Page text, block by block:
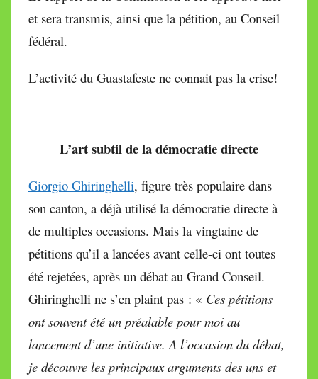
et sera transmis, ainsi que la pétition, au Conseil
fédéral.
L’activité du Guastafeste ne connait pas la crise!
L’art subtil de la démocratie directe
Giorgio Ghiringhelli, figure très populaire dans
son canton, a déjà utilisé la démocratie directe à
de multiples occasions. Mais la vingtaine de
pétitions qu’il a lancées avant celle-ci ont toutes
été rejetées, après un débat au Grand Conseil.
Ghiringhelli ne s’en plaint pas : « Ces pétitions
ont souvent été un préalable pour moi au
lancement d’une initiative. A l’occasion du débat,
je découvre les principaux arguments des uns et